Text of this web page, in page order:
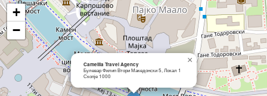
Camellia Travel Agency
Булевар Филип Втори Македонски 5, Локал 1
Скопје 1000
×
+
−